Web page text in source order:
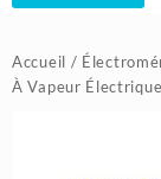
Accueil /
À Vapeur